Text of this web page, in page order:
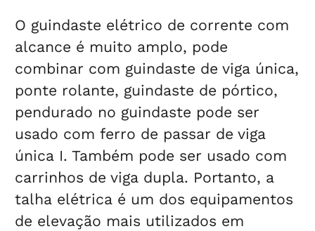
O guindaste elétrico de corrente com
alcance é muito amplo, pode
combinar com guindaste de viga única,
ponte rolante, guindaste de pórtico,
pendurado no guindaste pode ser
usado com ferro de passar de viga
única I. Também pode ser usado com
carrinhos de viga dupla. Portanto, a
talha elétrica é um dos equipamentos
de elevação mais utilizados em